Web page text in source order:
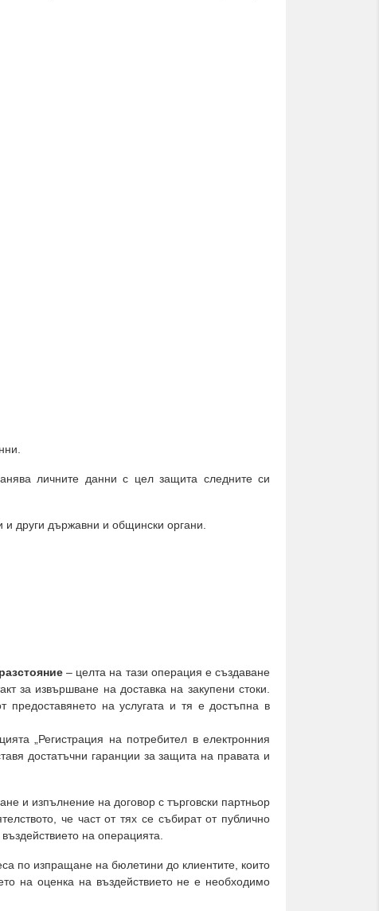
личните данни с цел защита следните си
други държавни и общински органи.
– целта на тази операция е създаване
за извършване на доставка на закупени стоки.
предоставянето на услугата и тя е достъпна в
„Регистрация на потребител в електронния
достатъчни гаранции за защита на правата и
и изпълнение на договор с търговски партньор
че част от тях се събират от публично
на операцията.
по изпращане на бюлетини до клиентите, които
на оценка на въздействието не е необходимо